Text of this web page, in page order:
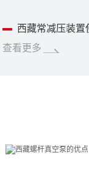
西藏常减压装置
查看更多